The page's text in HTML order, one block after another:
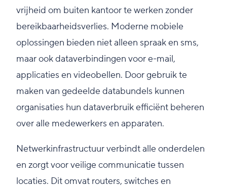
vrijheid om buiten kantoor te werken zonder
bereikbaarheidsverlies. Moderne mobiele
oplossingen bieden niet alleen spraak en sms,
maar ook dataverbindingen voor e-mail,
applicaties en videobellen. Door gebruik te
maken van gedeelde databundels kunnen
organisaties hun dataverbruik efficiënt beheren
over alle medewerkers en apparaten.
Netwerkinfrastructuur verbindt alle onderdelen
en zorgt voor veilige communicatie tussen
locaties. Dit omvat routers, switches en